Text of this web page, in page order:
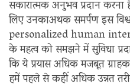
सकारात्मक अनुभव प्रदान
लिए उनकाअथक समर्पण इस
personalized human
के महत्व को समझने में सुविधा
कि ये प्रयास अधिक मजबूत
हमें पहले से कहीं अधिक उन्नत